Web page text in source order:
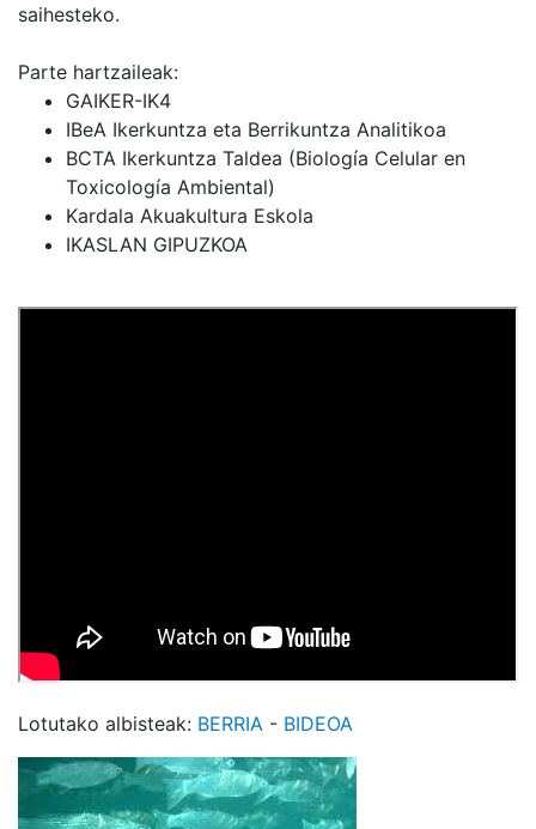
saihesteko.
Parte hartzaileak:
GAIKER-IK4
IBeA Ikerkuntza eta Berrikuntza Analitikoa
BCTA Ikerkuntza Taldea (Biología Celular en
Toxicología Ambiental)
Kardala Akuakultura Eskola
IKASLAN GIPUZKOA
Lotutako albisteak: BERRIA - BIDEOA